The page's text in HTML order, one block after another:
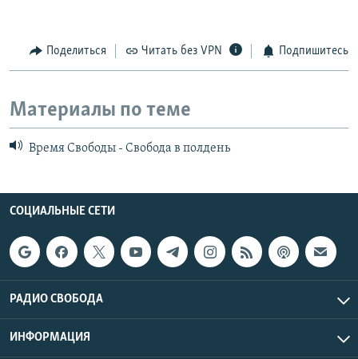
Поделиться Читать без VPN Подпишитесь
Материалы по теме
Время Свободы - Свобода в полдень
СОЦИАЛЬНЫЕ СЕТИ
РАДИО СВОБОДА
ИНФОРМАЦИЯ